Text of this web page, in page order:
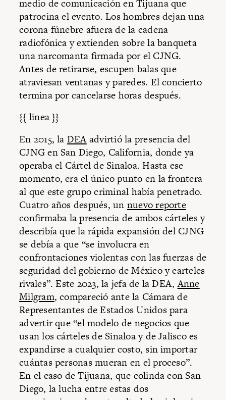
medio de comunicación en Tijuana que
patrocina el evento. Los hombres dejan una
corona fúnebre afuera de la cadena
radiofónica y extienden sobre la banqueta
una narcomanta firmada por el CJNG.
Antes de retirarse, escupen balas que
atraviesan ventanas y paredes. El concierto
termina por cancelarse horas después.
{{ linea }}
En 2015, la DEAadvirtió la presencia del
CJNG en San Diego, California, donde ya
operaba el Cártel de Sinaloa. Hasta ese
momento, era el único punto en la frontera
al que este grupo criminal había penetrado.
Cuatro años después, un nuevo reporte
confirmaba la presencia de ambos cárteles y
describía que la rápida expansión del CJNG
se debía a que “se involucra en
confrontaciones violentas con las fuerzas de
seguridad del gobierno de México y carteles
rivales”. Este 2023, la jefa de la DEA,Anne
Milgram, compareció ante la Cámara de
Representantes de Estados Unidos para
advertir que “el modelo de negocios que
usan los cárteles de Sinaloa y de Jalisco es
expandirse a cualquier costo, sin importar
cuántas personas mueran en el proceso”.
En el caso de Tijuana, que colinda con San
Diego, la lucha entre estas dos